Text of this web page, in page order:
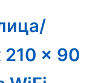
x 90